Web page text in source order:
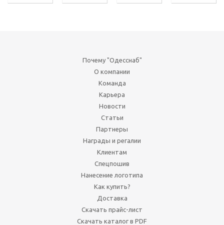
Почему "Одесснаб"
О компании
Команда
Карьера
Новости
Статьи
Партнеры
Награды и регалии
Клиентам
Спецпошив
Нанесение логотипа
Как купить?
Доставка
Скачать прайс-лист
Скачать каталог в PDF